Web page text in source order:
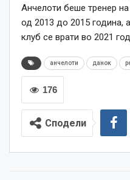
Анчелоти беше тренер
од 2013 до 2015 година,
клуб се врати во 2021
анчелоти данок
176
Сподели